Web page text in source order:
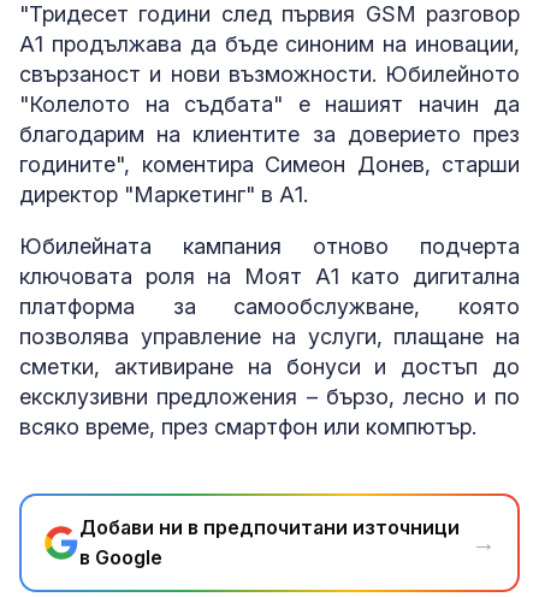
"Тридесет години след първия GSM разговор
А1 продължава да бъде синоним на иновации,
свързаност и нови възможности. Юбилейното
"Колелото на съдбата" е нашият начин да
благодарим на клиентите за доверието през
годините", коментира Симеон Донев, старши
директор "Маркетинг" в А1.
Юбилейната кампания отново подчерта
ключовата роля на Моят А1 като дигитална
платформа за самообслужване, която
позволява управление на услуги, плащане на
сметки, активиране на бонуси и достъп до
ексклузивни предложения – бързо, лесно и по
всяко време, през смартфон или компютър.
Добави ни в предпочитани източници
в Google
→